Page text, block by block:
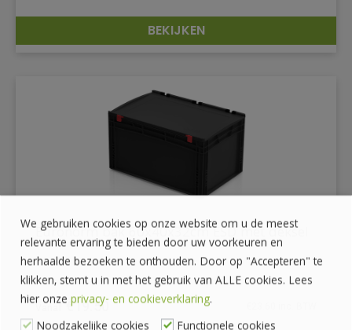
DETAILS
BEKIJKEN
Euronorm bak 60x40x32cm ESD met deksel
€19.50
We gebruiken cookies op onze website om u de meest
relevante ervaring te bieden door uw voorkeuren en
herhaalde bezoeken te onthouden. Door op "Accepteren" te
klikken, stemt u in met het gebruik van ALLE cookies. Lees
hier onze privacy- en cookieverklaring.